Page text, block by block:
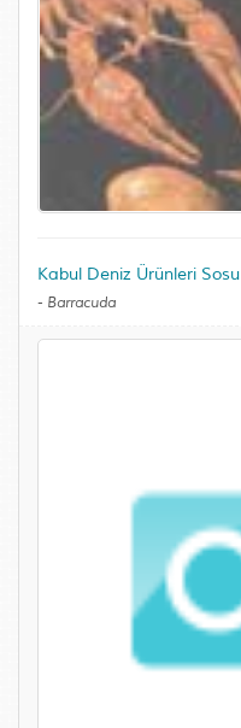
Kabul Deniz Ürünleri Sosu
- Barracuda